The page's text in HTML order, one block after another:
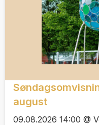
august
09.08.2026 14:00 @